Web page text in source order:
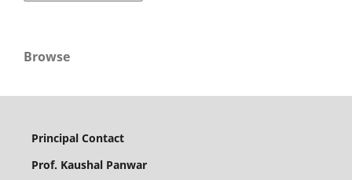
Browse
Principal Contact
Prof. Kaushal Panwar